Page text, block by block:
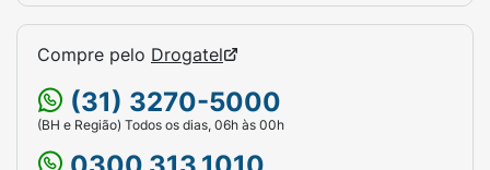
Compre pelo Drogatel
(31) 3270-5000
(BH e Região) Todos os dias, 06h às 00h